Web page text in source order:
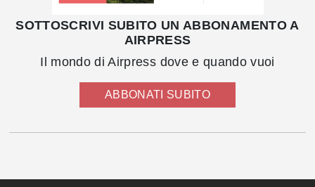
SOTTOSCRIVI SUBITO UN ABBONAMENTO A
AIRPRESS
Il mondo di Airpress dove e quando vuoi
ABBONATI SUBITO